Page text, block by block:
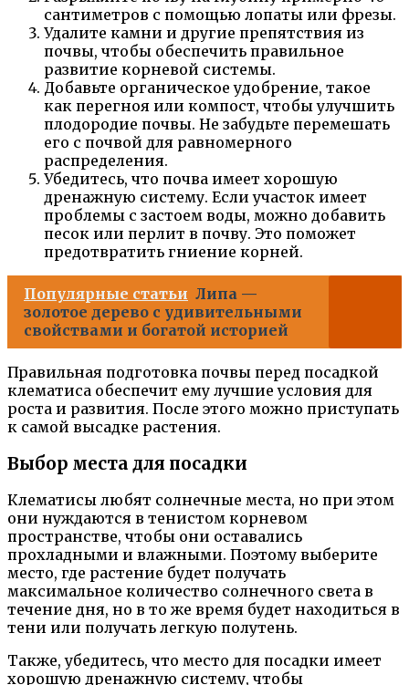
сантиметров с помощью лопаты или фрезы.
Удалите камни и другие препятствия из
почвы, чтобы обеспечить правильное
развитие корневой системы.
Добавьте органическое удобрение, такое
как перегноя или компост, чтобы улучшить
плодородие почвы. Не забудьте перемешать
его с почвой для равномерного
распределения.
Убедитесь, что почва имеет хорошую
дренажную систему. Если участок имеет
проблемы с застоем воды, можно добавить
песок или перлит в почву. Это поможет
предотвратить гниение корней.
Популярные статьи Липа —
золотое дерево с удивительными
свойствами и богатой историей
Правильная подготовка почвы перед посадкой
клематиса обеспечит ему лучшие условия для
роста и развития. После этого можно приступать
к самой высадке растения.
Выбор места для посадки
Клематисы любят солнечные места, но при этом
они нуждаются в тенистом корневом
пространстве, чтобы они оставались
прохладными и влажными. Поэтому выберите
место, где растение будет получать
максимальное количество солнечного света в
течение дня, но в то же время будет находиться в
тени или получать легкую полутень.
Также, убедитесь, что место для посадки имеет
хорошую дренажную систему, чтобы